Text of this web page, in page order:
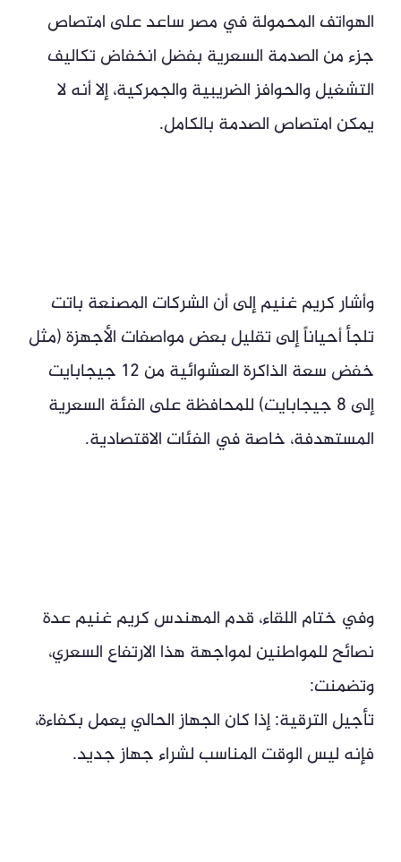
الهواتف المحمولة في مصر ساعد على امتصاص
جزء من الصدمة السعرية بفضل انخفاض تكاليف
التشغيل والحوافز الضريبية والجمركية، إلا أنه لا
يمكن امتصاص الصدمة بالكامل.
وأشار كريم غنيم إلى أن الشركات المصنعة باتت
تلجأ أحياناً إلى تقليل بعض مواصفات الأجهزة (مثل
خفض سعة الذاكرة العشوائية من 12 جيجابايت
إلى 8 جيجابايت) للمحافظة على الفئة السعرية
المستهدفة، خاصة في الفئات الاقتصادية.
وفي ختام اللقاء، قدم المهندس كريم غنيم عدة
نصائح للمواطنين لمواجهة هذا الارتفاع السعري،
وتضمنت:
تأجيل الترقية: إذا كان الجهاز الحالي يعمل بكفاءة،
فإنه ليس الوقت المناسب لشراء جهاز جديد.